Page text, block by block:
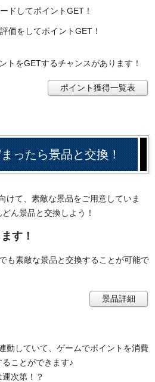
ドしてポイントGET！
価をしてポイントGET！
トをGETするチャンスがあります！
ポイント獲得一覧表
ったら景品と交換！
けて、素敵な景品をご用意していま
ん景品と交換しよう！
す！
も素敵な景品と交換することが可能で
景品詳細
動していて、ゲームでポイントを消費
ことができます♪
次第！？